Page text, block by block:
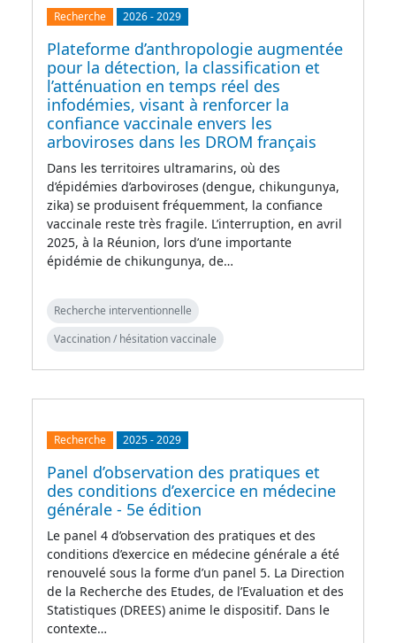
Recherche 2026-2029
Plateforme d’anthropologie augmentée
pour la détection, la classification et
l’atténuation en temps réel des
infodémies, visant à renforcer la
confiance vaccinale envers les
arboviroses dans les DROM français
Dans les territoires ultramarins, où des
d’épidémies d’arboviroses (dengue, chikungunya,
zika) se produisent fréquemment, la confiance
vaccinale reste très fragile. L’interruption, en avril
2025, à la Réunion, lors d’une importante
épidémie de chikungunya, de…
Recherche interventionnelle
Vaccination / hésitation vaccinale
Recherche 2025-2029
Panel d’observation des pratiques et
des conditions d’exercice en médecine
générale - 5e édition
Le panel 4 d’observation des pratiques et des
conditions d’exercice en médecine générale a été
renouvelé sous la forme d’un panel 5. La Direction
de la Recherche des Etudes, de l’Evaluation et des
Statistiques (DREES) anime le dispositif. Dans le
contexte…